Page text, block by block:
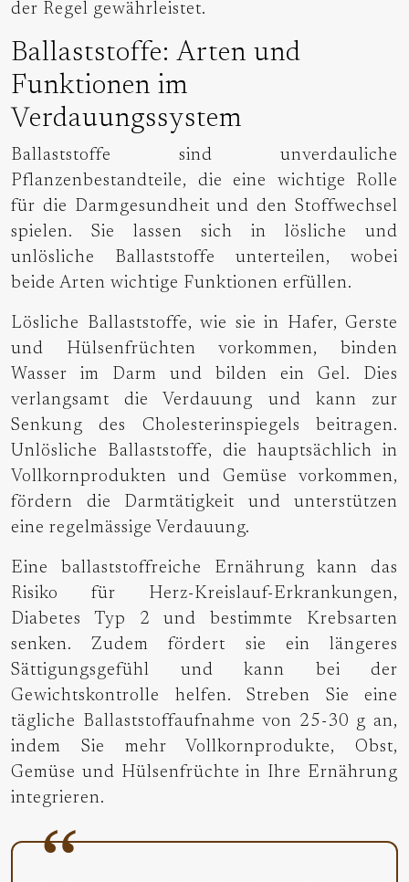
der Regel gewährleistet.
Ballaststoffe: Arten und
Funktionen im
Verdauungssystem
Ballaststoffe sind unverdauliche
Pflanzenbestandteile, die eine wichtige Rolle
für die Darmgesundheit und den Stoffwechsel
spielen. Sie lassen sich in lösliche und
unlösliche Ballaststoffe unterteilen, wobei
beide Arten wichtige Funktionen erfüllen.
Lösliche Ballaststoffe, wie sie in Hafer, Gerste
und Hülsenfrüchten vorkommen, binden
Wasser im Darm und bilden ein Gel. Dies
verlangsamt die Verdauung und kann zur
Senkung des Cholesterinspiegels beitragen.
Unlösliche Ballaststoffe, die hauptsächlich in
Vollkornprodukten und Gemüse vorkommen,
fördern die Darmtätigkeit und unterstützen
eine regelmässige Verdauung.
Eine ballaststoffreiche Ernährung kann das
Risiko für Herz-Kreislauf-Erkrankungen,
Diabetes Typ 2 und bestimmte Krebsarten
senken. Zudem fördert sie ein längeres
Sättigungsgefühl und kann bei der
Gewichtskontrolle helfen. Streben Sie eine
tägliche Ballaststoffaufnahme von 25-30 g an,
indem Sie mehr Vollkornprodukte, Obst,
Gemüse und Hülsenfrüchte in Ihre Ernährung
integrieren.